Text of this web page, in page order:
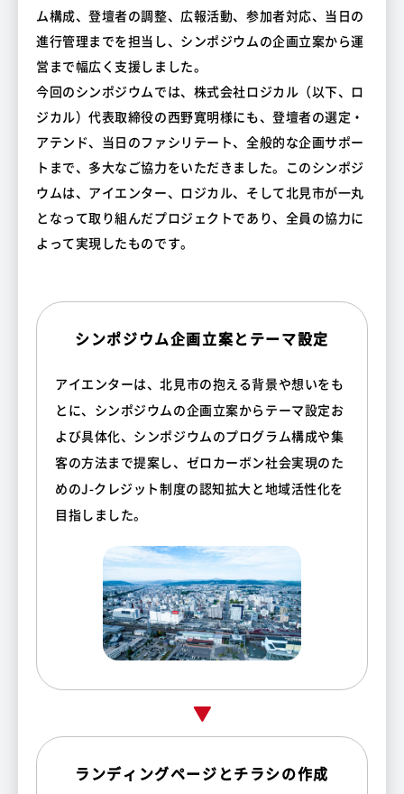
ム構成、登壇者の調整、広報活動、参加者対応、当日の
進行管理までを担当し、シンポジウムの企画立案から運
営まで幅広く支援しました。
今回のシンポジウムでは、株式会社ロジカル（以下、ロ
ジカル）代表取締役の西野寛明様にも、登壇者の選定・
アテンド、当日のファシリテート、全般的な企画サポー
トまで、多大なご協力をいただきました。このシンポジ
ウムは、アイエンター、ロジカル、そして北見市が一丸
となって取り組んだプロジェクトであり、全員の協力に
よって実現したものです。
シンポジウム企画立案とテーマ設定
アイエンターは、北見市の抱える背景や想いをも
とに、シンポジウムの企画立案からテーマ設定お
よび具体化、シンポジウムのプログラム構成や集
客の方法まで提案し、ゼロカーボン社会実現のた
めのJ-クレジット制度の認知拡大と地域活性化を
目指しました。
ランディングページとチラシの作成